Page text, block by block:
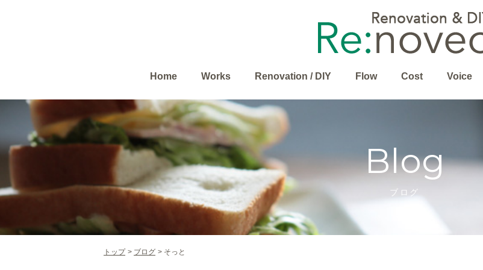
Home Works Renovation / DIY Flow Cost Voice
Blog
ブログ
トップ ブログ そっと